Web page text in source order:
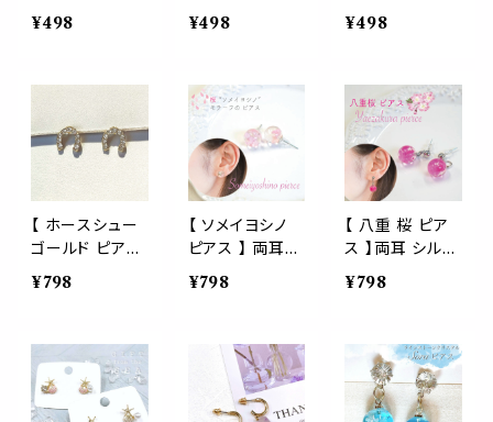
ント デート ディ
ト デート ディナ
ト デート ディナ
用 睡蓮 蓮 神聖
花 モチーフ シリ
クセサリー ジュ
ン 小物 プレゼン
ト ギフト ご褒美
い 通学 通勤 旅
行 パーティー イ
ベント デート デ
おしゃれ かわい
¥498
ス 】両耳用 下向
き防止キャッチ
se モチーフ ガ
ード付き アクセ
サリー ジュエリ
ー ファッション
小物 プレゼント
ギフト ご褒美 自
分用 普段使い
通学 通勤 旅行
ント デート ディ
¥498
用 六角形 ハニ
カム 蜂 ハニー
ニーコム ミツバ
チ 蜜 beehive
honeycomb
モチーフ アクセ
サリー ジュエリ
ー ファッション
小物 プレゼント
ギフト ご褒美 自
通学 通勤 旅行
ナー シンプル お
しゃれ かわいい
¥498
【 ホースシュー
ゴールド ピアス
】 馬蹄 モチーフ
U字 お守り ライ
用 アクセサリー
ジュエリー ファ
ッション 小物 プ
レゼント ギフト
¥798
【 ソメイヨシノ
ピアス 】 両耳
染井吉野 桜 淡
い さくら サクラ
プリング 耳 アク
セサリー ファッ
ション 小物 おし
ゃれ 可愛い お
¥798
【 八重 桜 ピア
ス 】両耳 シルバ
ーボール ピンク
ゆらゆら 揺れる
ファッション 小
物 おしゃれ サク
ラ 春 ジュエリー
かわいい 球体
¥798